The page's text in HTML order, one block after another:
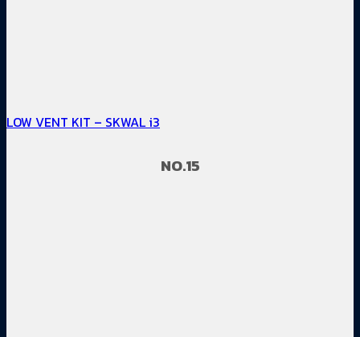
LOW VENT KIT – SKWAL i3
NO.15